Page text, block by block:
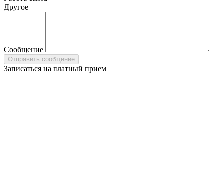
Другое
Сообщение
Записаться на платный прием